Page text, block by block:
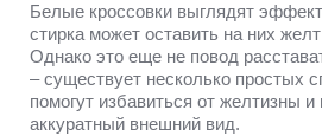
Белые кроссовки выглядят
стирка может оставить на них
Однако это еще не повод
– существует несколько простых
помогут избавиться от желтизны и
аккуратный внешний вид.